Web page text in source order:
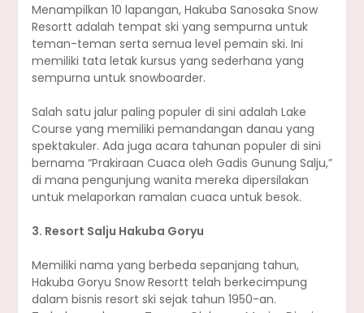
Menampilkan 10 lapangan, Hakuba Sanosaka Snow
Resortt adalah tempat ski yang sempurna untuk
teman-teman serta semua level pemain ski. Ini
memiliki tata letak kursus yang sederhana yang
sempurna untuk snowboarder.
Salah satu jalur paling populer di sini adalah Lake
Course yang memiliki pemandangan danau yang
spektakuler. Ada juga acara tahunan populer di sini
bernama “Prakiraan Cuaca oleh Gadis Gunung Salju,”
di mana pengunjung wanita mereka dipersilakan
untuk melaporkan ramalan cuaca untuk besok.
3. Resort Salju Hakuba Goryu
Memiliki nama yang berbeda sepanjang tahun,
Hakuba Goryu Snow Resortt telah berkecimpung
dalam bisnis resort ski sejak tahun 1950-an.